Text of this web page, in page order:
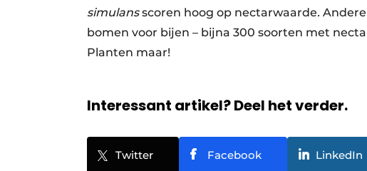
simulansscoren hoog op nectarwaarde.
bomen voor bijen – bijna 300 soorten met
Planten maar!
Interessant artikel? Deel het verder.
Twitter Facebook LinkedIn